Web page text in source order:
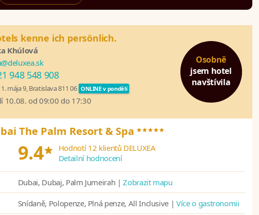
Osobně
jsem hotel
navštívila
kenne ich persönlich.
Khúlová
948 548 908
mája 9, Bratislava 811 06 ONLINE v pondělí
10.08. od 09:00 do 17:30
The Palm Resort & Spa*****
9.4* Hodnotí 12 klientů DELUXEA
Detailní hodnocení
Dubai, Dubaj, Palm Jumeirah |Zobrazit mapu
Snídaně, Polopenze, Plná penze, All Inclusive |Více o gastronomii